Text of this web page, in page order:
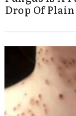
Drop Of